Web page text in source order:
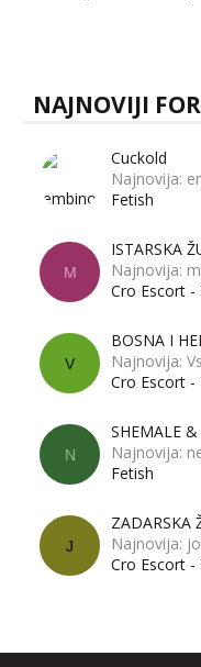
dalje izaziva burne
NAJNOVIJI
Cuckold
Najnovija:
Fetish
M
ISTARSKA
Najnovija:
Cro Escort
V
BOSNA I
Najnovija:
Cro Escort
N
SHEMALE
Najnovija:
Fetish
J
ZADARSKA
Najnovija:
Cro Escort